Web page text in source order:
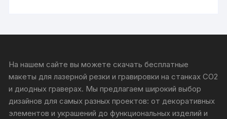
На нашем сайте вы можете скачать бесплатные
макеты для лазерной резки и гравировки на станках CO2
и диодных граверах. Мы предлагаем широкий выбор
дизайнов для самых разных проектов: от декоративных
элементов и украшений до функциональных изделий и